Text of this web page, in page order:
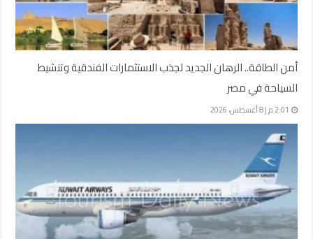
أمن الطاقة.. الرهان الجديد لجذب الاستثمارات الفندقية وتنشيط
السياحة في مصر
2:01 م | 8 أغسطس، 2026